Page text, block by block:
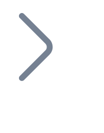
Bitnovo
votre entreprise et
écosystème.
et